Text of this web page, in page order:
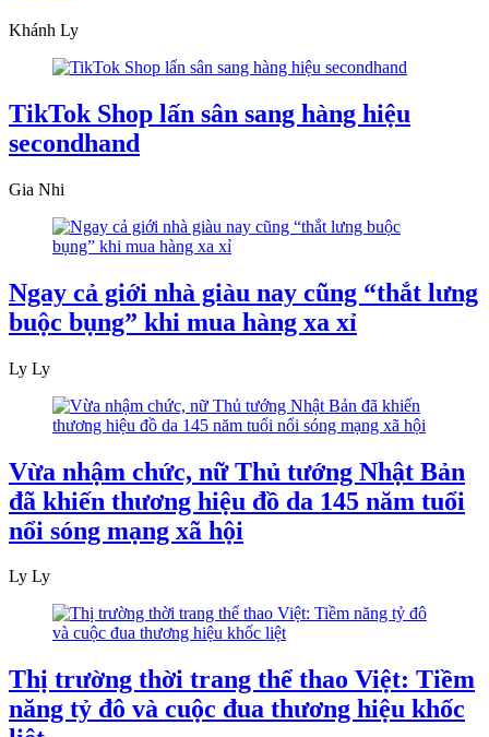
Khánh Ly
TikTok Shop lấn sân sang hàng hiệu
secondhand
Gia Nhi
Ngay cả giới nhà giàu nay cũng “thắt lưng
buộc bụng” khi mua hàng xa xỉ
Ly Ly
Vừa nhậm chức, nữ Thủ tướng Nhật Bản
đã khiến thương hiệu đồ da 145 năm tuổi
nổi sóng mạng xã hội
Ly Ly
Thị trường thời trang thể thao Việt: Tiềm
năng tỷ đô và cuộc đua thương hiệu khốc